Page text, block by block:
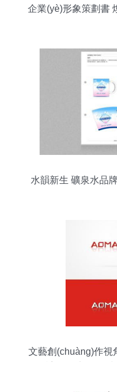
企業(yè)形象策劃書
水韻新生 礦泉水品
文藝創(chuàng)作視